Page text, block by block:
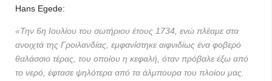
Hans Egede:
Την 6η Ιουλίου του σωτήριου έτους 1734, ενώ πλέαμε στα
ανοιχτά της Γροιλανδίας, εμφανίστηκε αιφνιδίως ένα φοβερό
θαλάσσιο τέρας, του οποίου η κεφαλή, όταν πρόβαλε έξω από
το νερό, έφτασε ψηλότερα από τα άλμπουρα του πλοίου μας.